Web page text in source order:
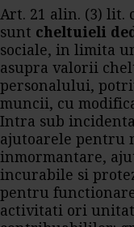
Art. 21 alin. (3) lit.
sunt cheltuieli
sociale, in limita
asupra valorii
personalului,
muncii, cu
Intra sub
ajutoarele pentru
inmormantare,
incurabile si
pentru
activitati ori